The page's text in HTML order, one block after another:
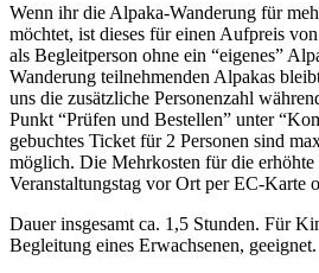
Wenn ihr die Alpaka-Wanderung für
möchtet, ist dieses für einen Aufpreis
als Begleitperson ohne ein “eigenes”
Wanderung teilnehmenden Alpakas
uns die zusätzliche Personenzahl
Punkt “Prüfen und Bestellen” unter
gebuchtes Ticket für 2 Personen sind
möglich. Die Mehrkosten für die
Veranstaltungstag vor Ort per EC-Karte
Dauer insgesamt ca. 1,5 Stunden. Für
Begleitung eines Erwachsenen, geeignet.